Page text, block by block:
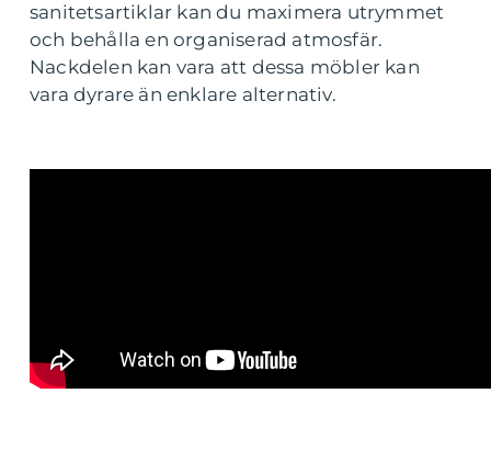
sanitetsartiklar kan du maximera utrymmet
och behålla en organiserad atmosfär.
Nackdelen kan vara att dessa möbler kan
vara dyrare än enklare alternativ.